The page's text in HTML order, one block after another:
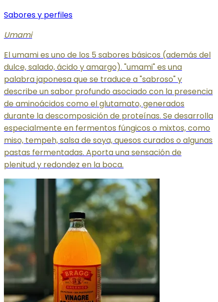
Sabores y perfiles
Umami
El umami es uno de los 5 sabores básicos (además del
dulce, salado, ácido y amargo). "umami" es una
palabra japonesa que se traduce a "sabroso" y
describe un sabor profundo asociado con la presencia
de aminoácidos como el glutamato, generados
durante la descomposición de proteínas. Se desarrolla
especialmente en fermentos fúngicos o mixtos, como
miso, tempeh, salsa de soya, quesos curados o algunas
pastas fermentadas. Aporta una sensación de
plenitud y redondez en la boca.